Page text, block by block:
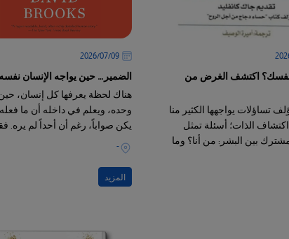
اكتشف الغرض من
تساؤلات يواجهها الكثير منا
الذات؛ أسئلة تمثل
بين البشر: من أنا؟ وما
09‏/07‏/2026
الضمير… حين يواجه الإنسان نفسه
هناك لحظة يعرفها كل إنسان،
وحده، ويعلم في داخله أن ما
يكن صواباً، رغم أن أحداً لم يره.
الإنسان من رقابة الناس، لكنه
ينجو من نفسه؛ لأن الضمير لا يرتبط
يراه الآخرون، بل بما يعرفه
ذاته.
-
المزيد